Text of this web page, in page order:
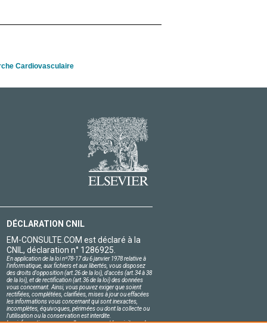
Cardiovasculaire
DÉCLARATION CNIL
EM-CONSULTE.COM est déclaré à la
CNIL, déclaration n° 1286925.
En application de la loi nº78-17 du 6 janvier 1978 relative à
l'informatique, aux fichiers et aux libertés, vous disposez
des droits d'opposition (art.26 de la loi), d'accès (art.34 à 38
de la loi), et de rectification (art.36 de la loi) des données
vous concernant. Ainsi, vous pouvez exiger que soient
rectifiées, complétées, clarifiées, mises à jour ou effacées
les informations vous concernant qui sont inexactes,
incomplètes, équivoques, périmées ou dont la collecte ou
l'utilisation ou la conservation est interdite.
Les informations personnelles concernant les visiteurs de